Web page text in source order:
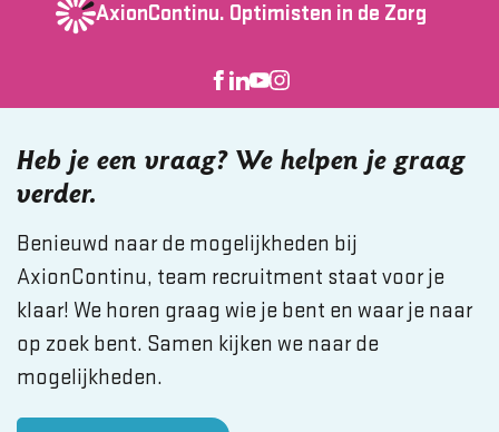
AxionContinu. Optimisten in de Zorg
Heb je een vraag? We helpen je graag
verder.
Benieuwd naar de mogelijkheden bij
AxionContinu, team recruitment staat voor je
klaar! We horen graag wie je bent en waar je naar
op zoek bent. Samen kijken we naar de
mogelijkheden.